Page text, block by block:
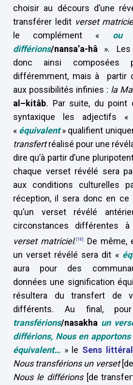
choisir au décours d’une
transférer ledit verset
le complément « ou
différions/nansa’a-hâ ».
donc ainsi composées
différemment, mais à partir
aux possibilités infinies : la
al–kitâb. Par suite, du point
syntaxique les adjectifs «
« équivalent » qualifient
transfertréalisé pour une
dire qu’à partir d’une
chaque verset révélé sera
aux conditions culturelles
réception, il sera donc en ce
qu’un verset révélé
circonstances différentes
verset matriciel. [18]
De même,
un verset révélé sera dit «
aura pour des
données une signification
résultera du transfert de
différents. Au final,
transférions/nasakha un
différions, Nous en
équivalent… » le Sens littéral
Nous transférions un verset
Nous le différions [de